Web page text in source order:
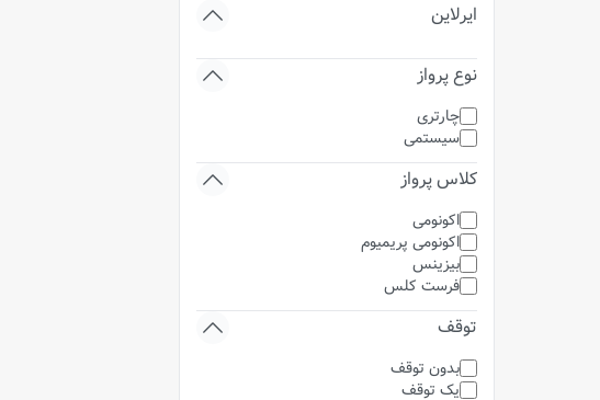
ایرلاین
نوع پرواز
چارتری
سیستمی
کلاس پرواز
اکونومی
اکونومی پریمیوم
بیزینس
فرست کلس
توقف
بدون توقف
یک توقف